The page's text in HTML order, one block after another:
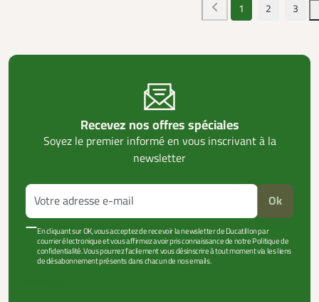
1 2 3
Recevez nos offres spéciales
Soyez le premier informé en vous inscrivant à la
newsletter
Ok
En cliquant sur OK, vous acceptez de recevoir la newsletter de Ducatillon par
courrier électronique et vous affirmez avoir pris connaissance de notre Politique de
confidentialité. Vous pourrez facilement vous désinscrire à tout moment via les liens
de désabonnement présents dans chacun de nos emails.